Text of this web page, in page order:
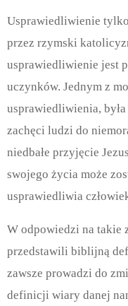
Usprawiedliwienie tylko
przez rzymski
usprawiedliwienie jest
uczynków. Jednym z
usprawiedliwienia,
zachęci ludzi do
niedbałe przyjęcie
swojego życia może
usprawiedliwia
W odpowiedzi na takie
przedstawili biblijną
zawsze prowadzi do
definicji wiary danej